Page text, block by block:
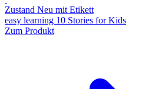
Zustand Neu mit Etikett
easy learning 10 Stories for Kids
Zum Produkt